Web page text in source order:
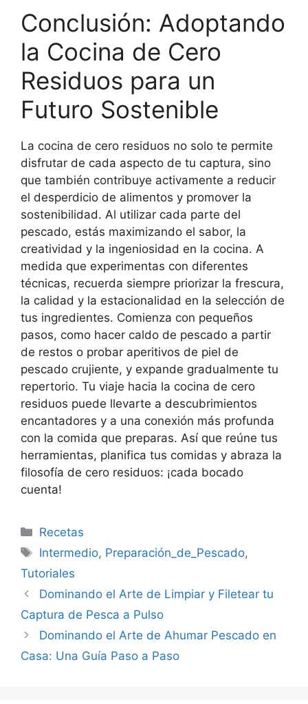
Conclusión: Adoptando
la Cocina de Cero
Residuos para un
Futuro Sostenible
La cocina de cero residuos no solo te permite
disfrutar de cada aspecto de tu captura, sino
que también contribuye activamente a reducir
el desperdicio de alimentos y promover la
sostenibilidad. Al utilizar cada parte del
pescado, estás maximizando el sabor, la
creatividad y la ingeniosidad en la cocina. A
medida que experimentas con diferentes
técnicas, recuerda siempre priorizar la frescura,
la calidad y la estacionalidad en la selección de
tus ingredientes. Comienza con pequeños
pasos, como hacer caldo de pescado a partir
de restos o probar aperitivos de piel de
pescado crujiente, y expande gradualmente tu
repertorio. Tu viaje hacia la cocina de cero
residuos puede llevarte a descubrimientos
encantadores y a una conexión más profunda
con la comida que preparas. Así que reúne tus
herramientas, planifica tus comidas y abraza la
filosofía de cero residuos: ¡cada bocado
cuenta!
Categorías
Recetas
Etiquetas
Intermedio, Preparación_de_Pescado,
Tutoriales
Dominando el Arte de Limpiar y Filetear tu
Captura de Pesca a Pulso
Dominando el Arte de Ahumar Pescado en
Casa: Una Guía Paso a Paso